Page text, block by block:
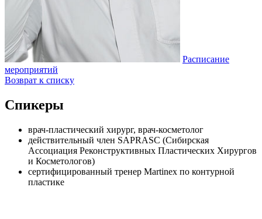
Расписание
мероприятий
Возврат к списку
Спикеры
врач-пластический хирург, врач-косметолог
действительный член SAPRASC (Сибирская
Ассоциация Реконструктивных Пластических Хирургов
и Косметологов)
сертифицированный тренер Martinex по контурной
пластике